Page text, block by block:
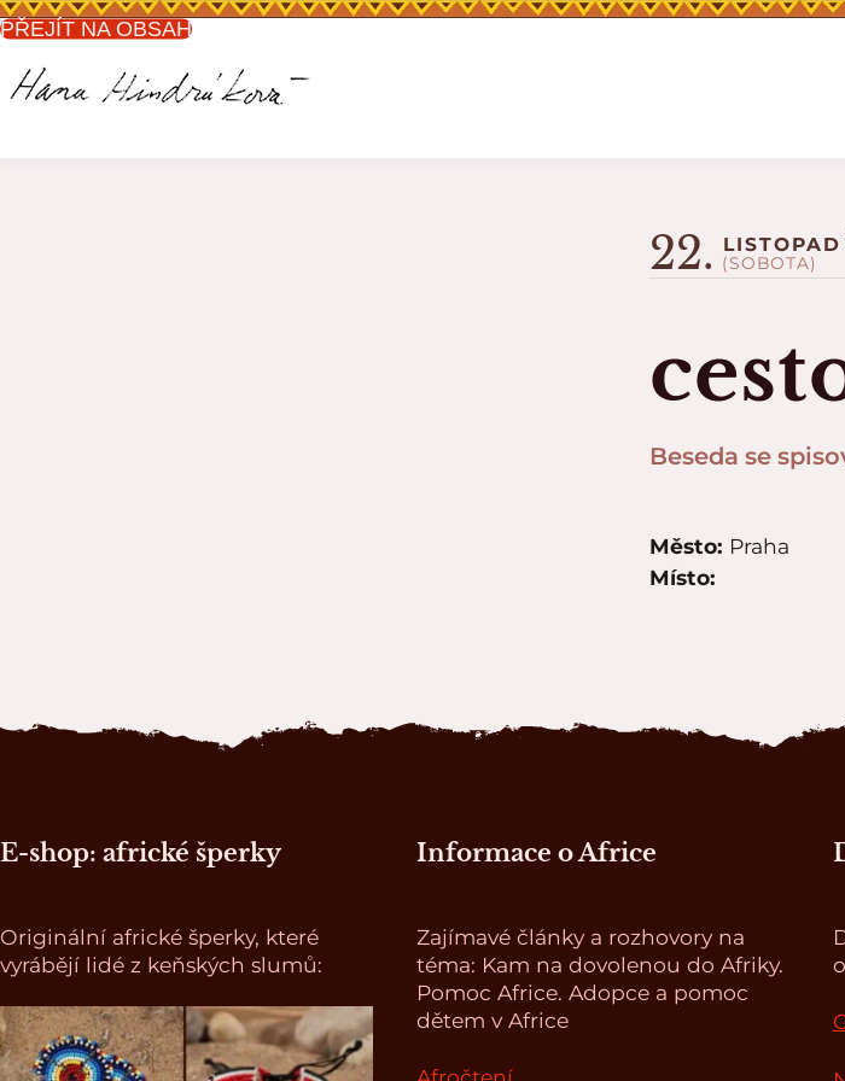
PŘEJÍT NA OBSAH
Beseda se
22. LISTOPAD
(SOBOTA)
Město: Praha
Místo:
Zápatí stránky
E-shop: africké šperky
Originální africké šperky, které
vyrábějí lidé z keňských slumů:
Informace o Africe
Zajímavé články a rozhovory na
téma: Kam na dovolenou do Afriky.
Pomoc Africe. Adopce a pomoc
dětem v Africe